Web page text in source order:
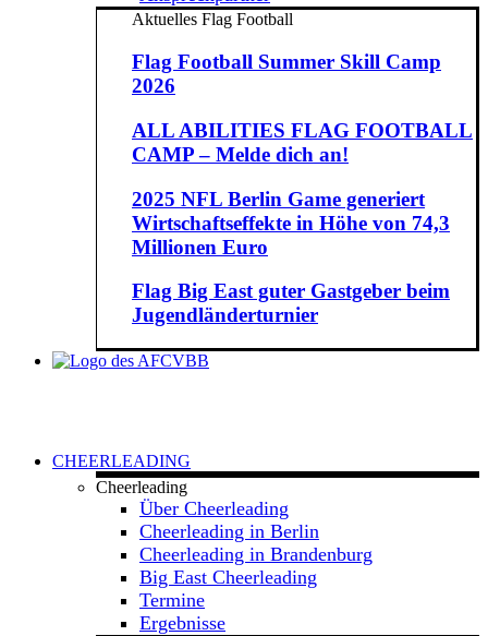
Aktuelles Flag Football
Flag Football Summer Skill Camp
2026
ALL ABILITIES FLAG FOOTBALL
CAMP – Melde dich an!
2025 NFL Berlin Game generiert
Wirtschaftseffekte in Höhe von 74,3
Millionen Euro
Flag Big East guter Gastgeber beim
Jugendländerturnier
CHEERLEADING
Cheerleading
Über Cheerleading
Cheerleading in Berlin
Cheerleading in Brandenburg
Big East Cheerleading
Termine
Ergebnisse